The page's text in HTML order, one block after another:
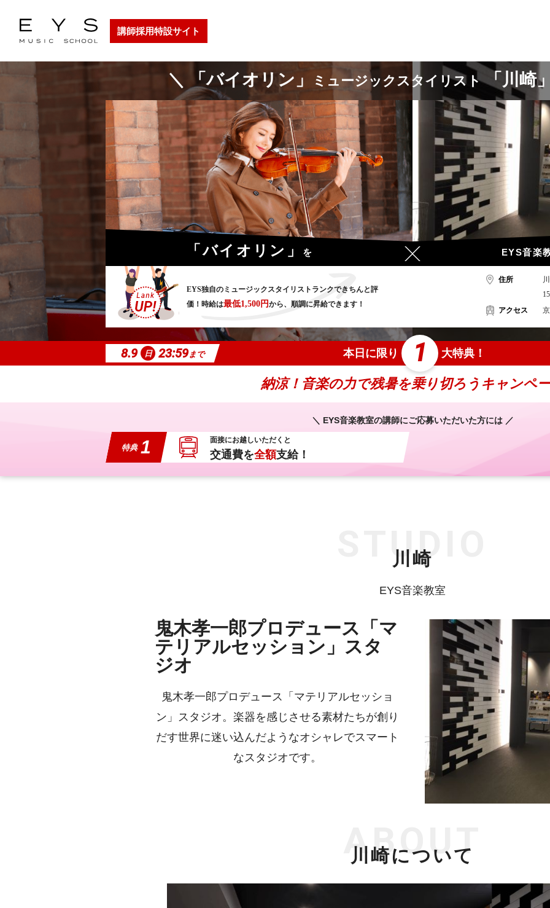
講師採用特設サイト
＼ 「バイオリン」 ミュージックスタイリスト「川崎」
「バイオリン」 を
EYS独自のミュージックスタイリストランクできちんと評
価！ 時給は最低1,500円から、 順調に昇給できます！
EYS音楽
住所
アクセス
8.9 日 23:59まで 本日に限り 1 大特典！
納涼！音楽の力で残暑を乗り切ろうキャンペ
＼ EYS音楽教室の講師にご応募いただいた方には ／
特典 1 面接にお越しいただくと
交通費を全額支給！
川崎
STUDIO
EYS音楽教室
鬼木孝一郎プロデュース「マ
テリアルセッション」スタ
ジオ
鬼木孝一郎プロデュース「マテリアルセッショ
ン」スタジオ。楽器を感じさせる素材たちが創り
だす世界に迷い込んだようなオシャレでスマート
なスタジオです。
川崎について
ABOUT